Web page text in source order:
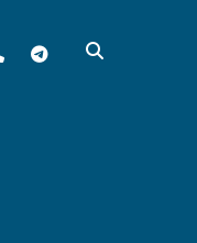
tel:0835330713
telegram